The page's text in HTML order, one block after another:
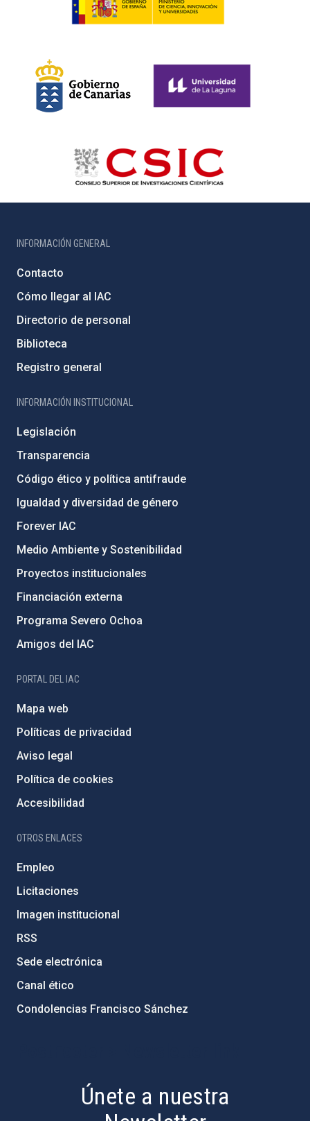
INFORMACIÓN GENERAL
Contacto
Cómo llegar al IAC
Directorio de personal
Biblioteca
Registro general
INFORMACIÓN INSTITUCIONAL
Legislación
Transparencia
Código ético y política antifraude
Igualdad y diversidad de género
Forever IAC
Medio Ambiente y Sostenibilidad
Proyectos institucionales
Financiación externa
Programa Severo Ochoa
Amigos del IAC
PORTAL DEL IAC
Mapa web
Políticas de privacidad
Aviso legal
Política de cookies
Accesibilidad
OTROS ENLACES
Empleo
Licitaciones
Imagen institucional
RSS
Sede electrónica
Canal ético
Condolencias Francisco Sánchez
Únete a nuestra